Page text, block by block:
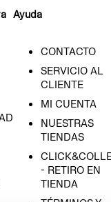
Ayuda
CONTACTO
SERVICIO AL
CLIENTE
MI CUENTA
NUESTRAS
TIENDAS
- RETIRO EN
TIENDA